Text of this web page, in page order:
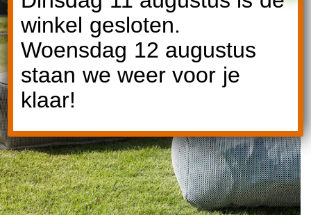
winkel gesloten.
Woensdag 12 augustus
staan we weer voor je
klaar!